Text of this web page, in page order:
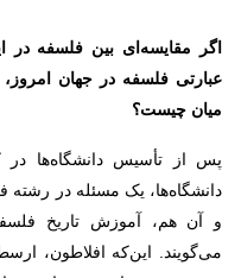
اگر مقایسه‌ای بین فلسفه در
عبارتی فلسفه در جهان
میان چیست؟
پس از تأسیس دانشگاه‌ها
دانشگاه‌ها، یک مسئله در رشته
و آن هم، آموزش تاریخ
می‌گویند. این‌که افلاطون،